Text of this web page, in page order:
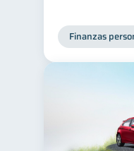
Finanzas